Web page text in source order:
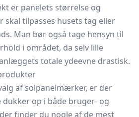
er panelets størrelse og
skal tilpasses husets tag eller
Man bør også tage hensyn til
i området, da selv lille
totale ydeevne drastisk.
af solpanelmærker, er der
op i både bruger- og
finder du nogle af de mest